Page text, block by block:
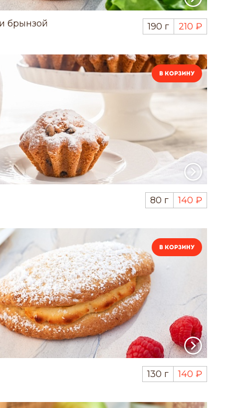
брынзой 190 г 210 ₽
80 г 140 ₽
В корзину
130 г 140 ₽
В корзину